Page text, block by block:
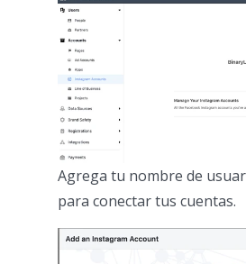
Agrega tu nombre de
para conectar tus cuentas.